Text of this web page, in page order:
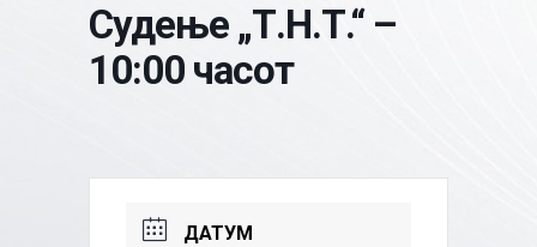
Судење „Т.Н.Т.“ –
10:00 часот
ДАТУМ